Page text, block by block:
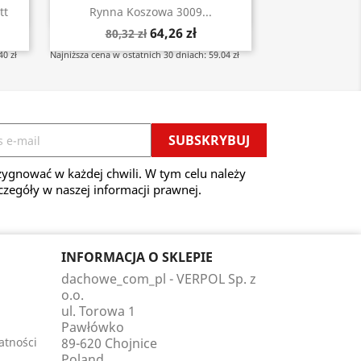
zł
Rynna Koszowa 3009...
80,32 zł 64,26 zł
Najniższa cena w ostatnich 30 dniach: 59.04 zł
Szybki podgląd
w każdej chwili. W tym celu należy
w naszej informacji prawnej.
INFORMACJA O SKLEPIE
dachowe_com_pl - VERPOL Sp. z
o.o.
ul. Torowa 1
Pawłówko
89-620 Chojnice